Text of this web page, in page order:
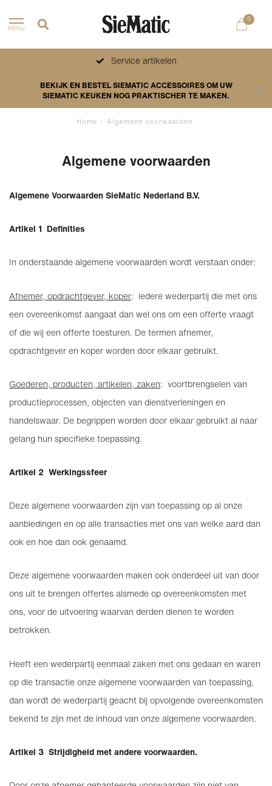
MENU
0
Service artikelen
BEKIJK EN BESTEL SIEMATIC ACCESSOIRES OM UW
SIEMATIC KEUKEN NOG PRAKTISCHER TE MAKEN.
Home Algemene voorwaarden
Algemene voorwaarden
Algemene Voorwaarden SieMatic Nederland B.V.
Artikel 1 Definities
In onderstaande algemene voorwaarden wordt verstaan onder:
Afnemer, opdrachtgever, koper: iedere wederpartij die met ons
een overeenkomst aangaat dan wel ons om een offerte vraagt
of die wij een offerte toesturen. De termen afnemer,
opdrachtgever en koper worden door elkaar gebruikt.
Goederen, producten, artikelen, zaken: voortbrengselen van
productieprocessen, objecten van dienstverleningen en
handelswaar. De begrippen worden door elkaar gebruikt al naar
gelang hun specifieke toepassing.
Artikel 2 Werkingssfeer
Deze algemene voorwaarden zijn van toepassing op al onze
aanbiedingen en op alle transacties met ons van welke aard dan
ook en hoe dan ook genaamd.
Deze algemene voorwaarden maken ook onderdeel uit van door
ons uit te brengen offertes alsmede op overeenkomsten met
ons, voor de uitvoering waarvan derden dienen te worden
betrokken.
Heeft een wederpartij eenmaal zaken met ons gedaan en waren
op die transactie onze algemene voorwaarden van toepassing,
dan wordt de wederpartij geacht bij opvolgende overeenkomsten
bekend te zijn met de inhoud van onze algemene voorwaarden.
Artikel 3 Strijdigheid met andere voorwaarden.